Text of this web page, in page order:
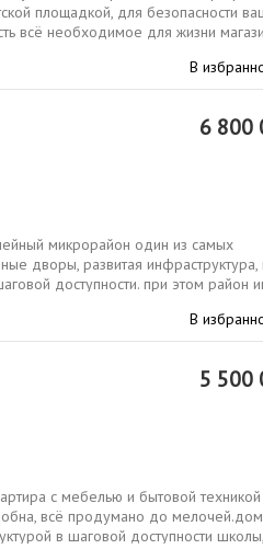
площадкой, для безопасности
всё необходимое для жизни
В
6 800
микрорайон один из самых
дворы, развитая инфраструктура,
доступности. при этом район
В
5 500
с мебелью и бытовой техникой
всё продумано до мелочей.дом
в шаговой доступности школы,